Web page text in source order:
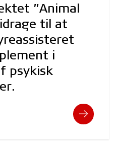
”Animal
til at
i
psykisk